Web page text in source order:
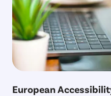
European